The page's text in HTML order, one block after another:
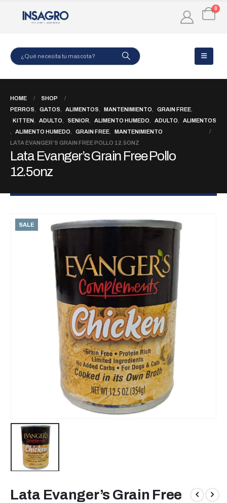
0
HOME
SHOP
PERROS
GATOS ALIMENTOS MANTENIMIENTO GRAIN FREE
KITTEN
ADULTO SENIOR ALIMENTO HUMEDO ADULTO
ALIMENTOS
ALIMENTO HUMEDO GRAIN FREE
MANTENIMIENTO
LATA EVANGER’S GRAIN FREE POLLO 12.5ONZ
Lata Evanger’s Grain Free Pollo
12.5onz
SALE
Lata Evanger’s Grain Free